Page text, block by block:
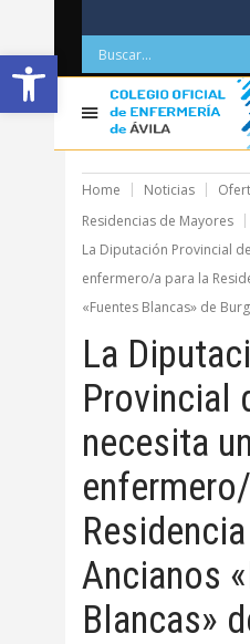
Abrir barra de herramientas
Home Noticias
Residencias de Mayores
La Diputación Provincial
enfermero/a para la
«Fuentes Blancas» de
La
Provincial
necesita un
Ancianos
Blancas»